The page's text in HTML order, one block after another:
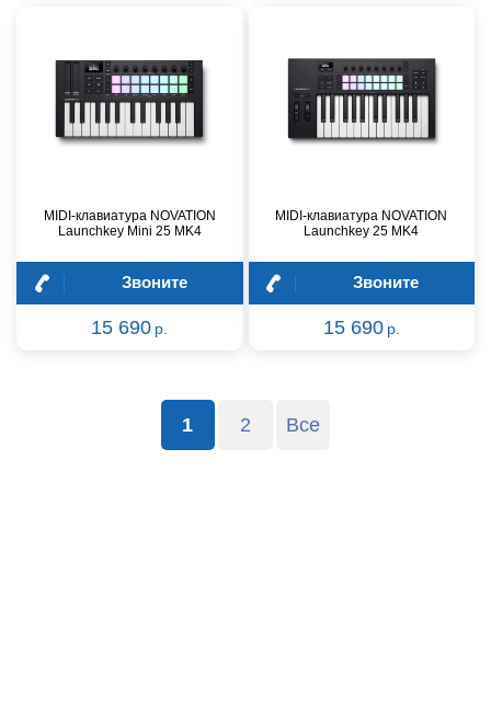
MIDI-клавиатура NOVATION
Launchkey Mini 25 MK4
Звоните
15 690 р.
MIDI-клавиатура NOVATION
Launchkey 25 MK4
Звоните
15 690 р.
1 2 Все